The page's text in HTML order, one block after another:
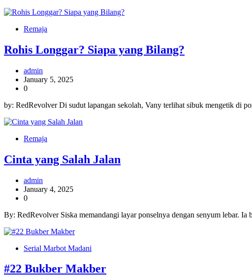
Remaja
Rohis Longgar? Siapa yang Bilang?
admin
January 5, 2025
0
by: RedRevolver Di sudut lapangan sekolah, Vany terlihat sibuk mengetik di
Remaja
Cinta yang Salah Jalan
admin
January 4, 2025
0
By: RedRevolver Siska memandangi layar ponselnya dengan senyum lebar.
Serial Marbot Madani
#22 Bukber Makber